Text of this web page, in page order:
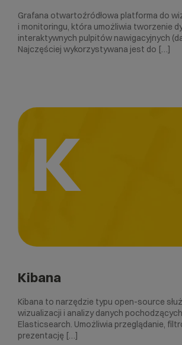
Grafana otwartoźródłowa platforma do
i monitoringu, która umożliwia tworzenie
interaktywnych pulpitów nawigacyjnych
Najczęściej wykorzystywana jest do […]
K
Kibana
Kibana to narzędzie typu open-source
wizualizacji i analizy danych
Elasticsearch. Umożliwia przeglądanie,
prezentację […]